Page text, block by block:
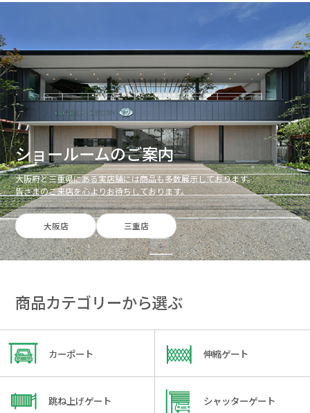
ショールームのご案内
大阪府と三重県にある実店舗には商品も多数展示しております。
皆さまのご来店を心よりお待ちしております。
大阪店 三重店
商品カテゴリーから選ぶ
カーポート 伸縮ゲート
跳ね上げゲート シャッターゲート